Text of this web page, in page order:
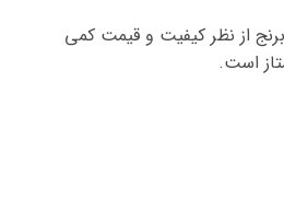
از نظر کیفیت و قیمت کمی
است.